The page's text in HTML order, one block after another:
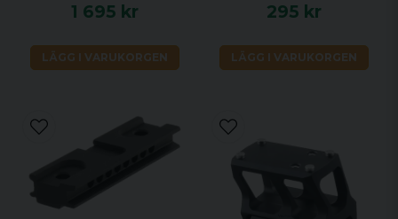
1 695 kr
LÄGG I VARUKORGEN
295 kr
LÄGG I VARUKORGEN